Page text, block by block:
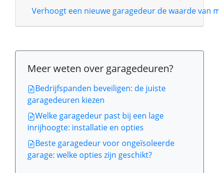
Verhoogt een nieuwe garagedeur de waarde van
Meer weten over garagedeuren?
Bedrijfspanden beveiligen: de juiste
garagedeuren kiezen
Welke garagedeur past bij een lage
inrijhoogte: installatie en opties
Beste garagedeur voor ongeïsoleerde
garage: welke opties zijn geschikt?